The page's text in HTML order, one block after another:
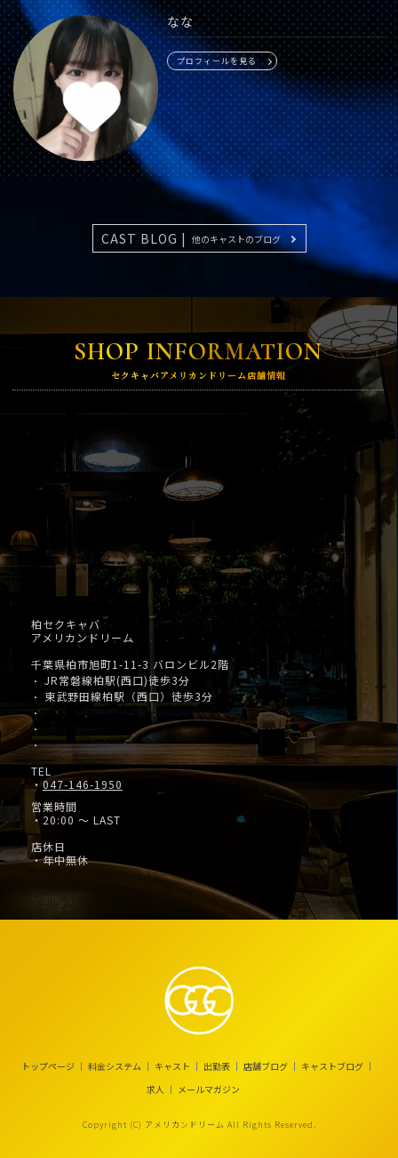
なな
プロフィールを見る
CAST BLOG | 他のキャストのブログ
SHOP INFORMATION
セクキャバアメリカンドリーム店舗情報
柏セクキャバ
アメリカンドリーム
千葉県柏市旭町1-11-3 バロンビル2階
・ JR常磐線柏駅(西口)徒歩3分
・ 東武野田線柏駅（西口）徒歩3分
・
・
・
TEL
・047-146-1950
営業時間
・20:00 ～ LAST
店休日
・年中無休
トップページ 料金システム キャスト 出勤表 店舗ブログ
キャストブログ
求人
メールマガジン
Copyright (C) アメリカンドリーム All Rights Reserved.